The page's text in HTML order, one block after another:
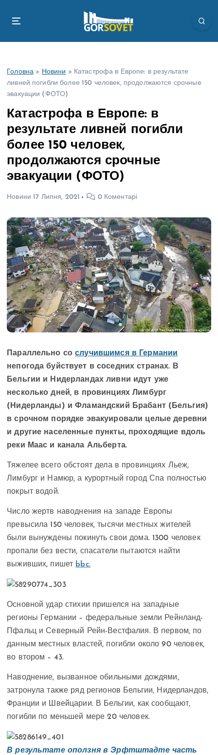
Головна > Новини > Катастрофа в Европе: в результате
ливней погибли более 150 человек, продолжаются срочные
эвакуации (ФОТО)
Катастрофа в Европе: в
результате ливней погибли
более 150 человек,
продолжаются срочные
эвакуации (ФОТО)
Новини 17 Липня, 2021 0 Коментарі
Параллельно сослучившимся в Германии
непогода буйствует в соседних странах. В
Бельгии и Нидерландах ливни идут уже
несколько дней, в провинциях Лимбург
(Нидерланды) и Фламандский Брабант (Бельгия)
в срочном порядке эвакуировали целые деревни
и другие населенные пункты, проходящие вдоль
реки Маас и канала Альберта.
Тяжелее всего обстоят дела в провинциях Льеж,
Лимбург и Намюр, а курортный город Спа полностью
покрыт водой.
Число жертв наводнения на западе Европы
превысила 150 человек, тысячи местных жителей
были вынуждены покинуть свои дома. 1300 человек
пропали без вести, спасатели пытаются найти
выживших, пишет bbc.
Основной удар стихии пришелся на западные
регионы Германии – федеральные земли Рейнланд-
Пфальц и Северный Рейн-Вестфалия. В первом, по
данным местных властей, погибли около 90 человек,
во втором – 43.
Наводнение, вызванное обильными дождями,
затронула также ряд регионов Бельгии, Нидерландов,
Франции и Швейцарии. В Бельгии, как сообщают,
погибли по меньшей мере 20 человек.
В результате оползня в Эрфтштадте часть